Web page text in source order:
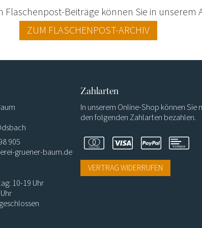
Flaschenpost-Beiträge können Sie in unserem
ZUM FLASCHENPOST-ARCHIV
905
gruener-baum.de
10-19 Uhr
Zahlarten
In unserem Online-Shop können Sie
den folgenden Zahlarten bezahlen.
VERTRAG WIDERRUFEN